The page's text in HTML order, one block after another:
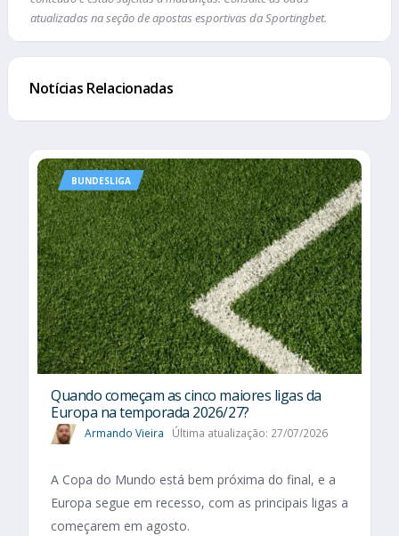
atualizadas na seção de apostas esportivas da Sportingbet.
Notícias Relacionadas
BUNDESLIGA
Quando começam as cinco maiores ligas da
Europa na temporada 2026/27?
Armando Vieira Última atualização: 27/07/2026
A Copa do Mundo está bem próxima do final, e a
Europa segue em recesso, com as principais ligas a
começarem em agosto.